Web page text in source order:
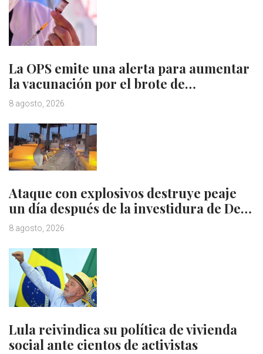
La OPS emite una alerta para aumentar
la vacunación por el brote de…
8 agosto, 2026
Ataque con explosivos destruye peaje
un día después de la investidura de De…
8 agosto, 2026
Lula reivindica su política de vivienda
social ante cientos de activistas